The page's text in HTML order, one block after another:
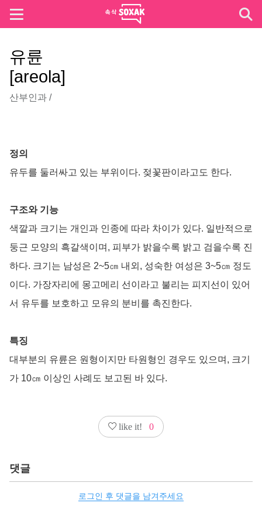
유륜
[areola]
산부인과 /
정의
유두를 둘러싸고 있는 부위이다. 젖꽃판이라고도 한다.
구조와 기능
색깔과 크기는 개인과 인종에 따라 차이가 있다. 일반적으로
둥근 모양의 흑갈색이며, 피부가 밝을수록 밝고 검을수록 진
하다. 크기는 남성은 2~5㎝ 내외, 성숙한 여성은 3~5㎝ 정도
이다. 가장자리에 몽고메리 선이라고 불리는 피지선이 있어
서 유두를 보호하고 모유의 분비를 촉진한다.
특징
대부분의 유륜은 원형이지만 타원형인 경우도 있으며, 크기
가 10㎝ 이상인 사례도 보고된 바 있다.
like it! 0
댓글
로그인 후 댓글을 남겨주세요